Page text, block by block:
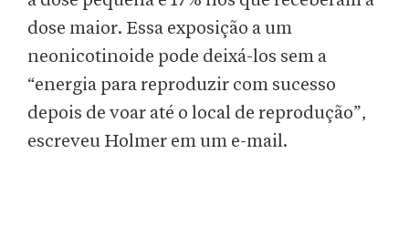
dose maior. Essa exposição a um
neonicotinoide pode deixá-los sem a
“energia para reproduzir com sucesso
depois de voar até o local de reprodução”,
escreveu Holmer em um e-mail.